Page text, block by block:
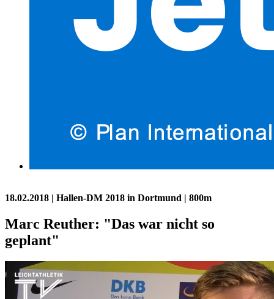
18.02.2018 | Hallen-DM 2018 in Dortmund | 800m
Marc Reuther: "Das war nicht so
geplant"